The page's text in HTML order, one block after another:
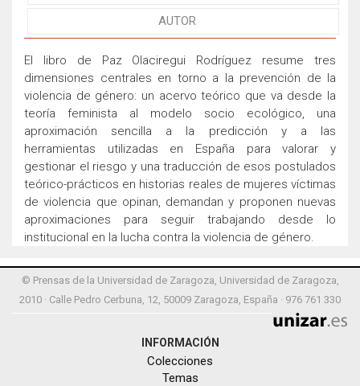
AUTOR
El libro de Paz Olaciregui Rodríguez resume tres
dimensiones centrales en torno a la prevención de la
violencia de género: un acervo teórico que va desde la
teoría feminista al modelo socio ecológico, una
aproximación sencilla a la predicción y a las
herramientas utilizadas en España para valorar y
gestionar el riesgo y una traducción de esos postulados
teórico-prácticos en historias reales de mujeres víctimas
de violencia que opinan, demandan y proponen nuevas
aproximaciones para seguir trabajando desde lo
institucional en la lucha contra la violencia de género.
© Prensas de la Universidad de Zaragoza, Universidad de Zaragoza,
2010 · Calle Pedro Cerbuna, 12, 50009 Zaragoza, España · 976 761 330
INFORMACIÓN
Colecciones
Temas